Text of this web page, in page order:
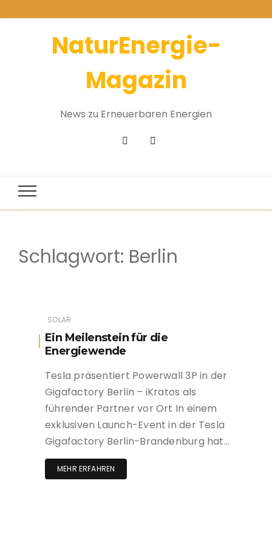
NaturEnergie-
Magazin
News zu Erneuerbaren Energien
Schlagwort: Berlin
SOLAR
Ein Meilenstein für die
Energiewende
Tesla präsentiert Powerwall 3P in der
Gigafactory Berlin – iKratos als
führender Partner vor Ort In einem
exklusiven Launch-Event in der Tesla
Gigafactory Berlin-Brandenburg hat…
MEHR ERFAHREN